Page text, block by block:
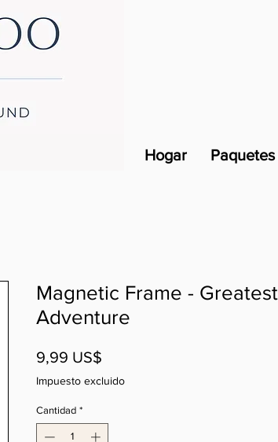
Hogar Paquetes
Magnetic Frame - Greatest
Adventure
9,99 US$
Impuesto excluido
Cantidad *